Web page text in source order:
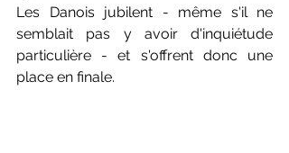
Les Danois jubilent - même s'il ne
semblait pas y avoir d'inquiétude
particulière - et s'offrent donc une
place en finale.